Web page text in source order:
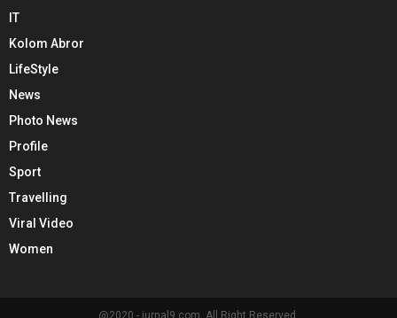
IT
Kolom Abror
LifeStyle
News
Photo News
Profile
Sport
Travelling
Viral Video
Women
@2020 - jurnal9.com. All Right Reserved.